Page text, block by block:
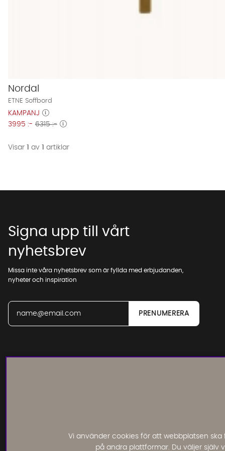
Nordal
ETNE Soffbord
KAMPANJ
3995 :- 6315 :-
Visar av artiklar
Vi använder cookies för att webbplatsen
på andra plattformar. Du väljer själv
Signa upp till vårt
nyhetsbrev
Missa inte våra nyhetsbrev som är fyllda med erbjudanden,
nyheter och inspiration